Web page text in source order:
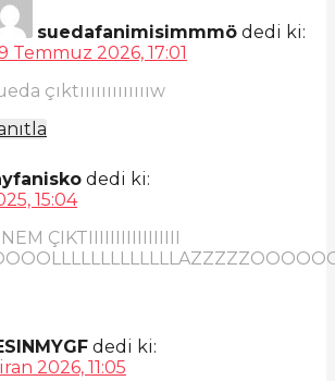
suedafanimisimmmö dedi ki:
Temmuz 2026, 17:01
çıktıııııııııııııw
dedi ki:
15:04
ÇIKTIIIIIIIIIIIIIIIII
dedi ki:
2026, 11:05